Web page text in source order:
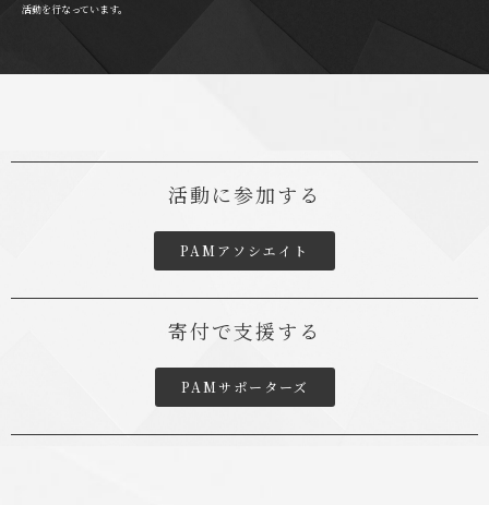
活動を行なっています。
活動に参加する
PAMアソシエイト
寄付で支援する
PAMサポーターズ